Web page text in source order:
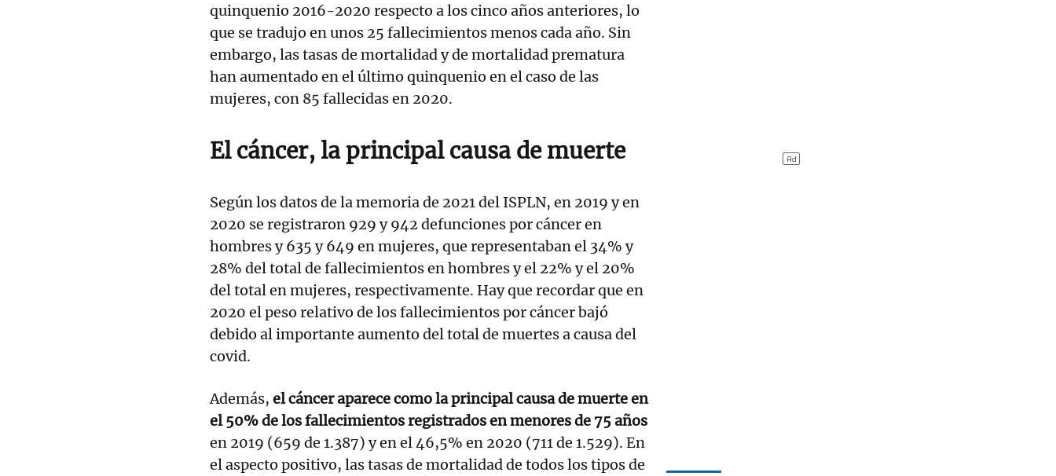
quinquenio 2016-2020 respecto a los cinco años anteriores, lo
que se tradujo en unos 25 fallecimientos menos cada año. Sin
embargo, las tasas de mortalidad y de mortalidad prematura
han aumentado en el último quinquenio en el caso de las
mujeres, con 85 fallecidas en 2020.
El cáncer, la principal causa de muerte
Según los datos de la memoria de 2021 del ISPLN, en 2019 y en
2020 se registraron 929 y 942 defunciones por cáncer en
hombres y 635 y 649 en mujeres, que representaban el 34% y
28% del total de fallecimientos en hombres y el 22% y el 20%
del total en mujeres, respectivamente. Hay que recordar que en
2020 el peso relativo de los fallecimientos por cáncer bajó
debido al importante aumento del total de muertes a causa del
covid.
Además, el cáncer aparece como la principal causa de muerte en
el 50% de los fallecimientos registrados en menores de 75 años
en 2019 (659 de 1.387) y en el 46,5% en 2020 (711 de 1.529). En
el aspecto positivo, las tasas de mortalidad de todos los tipos de